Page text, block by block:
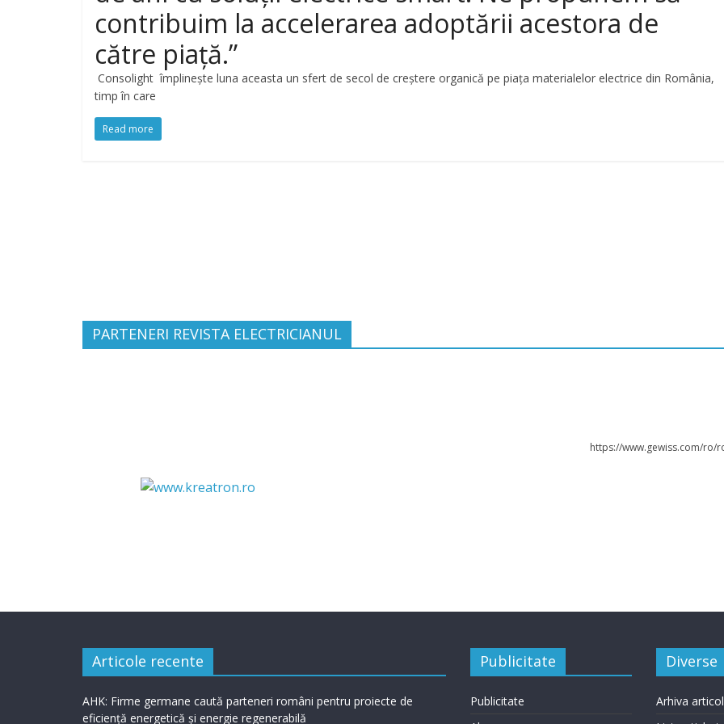
contribuim la accelerarea adoptării acestora de
către piață.”
Consolight împlinește luna aceasta un sfert de secol de creștere organică pe piața materialelor electrice din România,
timp în care
Read more
PARTENERI REVISTA ELECTRICIANUL
https://www.gewiss.com/ro/
Articole recente
AHK: Firme germane caută parteneri români pentru proiecte de
eficiență energetică și energie regenerabilă
Publicitate
Publicitate
Diverse
Arhiva